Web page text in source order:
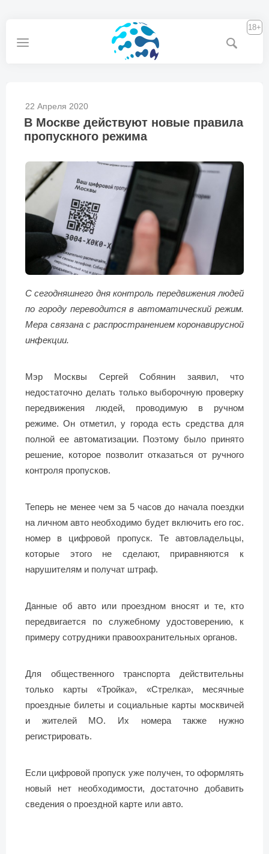
18+
22 Апреля 2020
В Москве действуют новые правила
пропускного режима
С сегодняшнего дня контроль передвижения людей
по городу переводится в автоматический режим.
Мера связана с распространением коронавирусной
инфекции.
Мэр Москвы Сергей Собянин заявил, что
недостаточно делать только выборочную проверку
передвижения людей, проводимую в ручном
режиме. Он отметил, у города есть средства для
полной ее автоматизации. Поэтому было принято
решение, которое позволит отказаться от ручного
контроля пропусков.
Теперь не менее чем за 5 часов до начала поездки
на личном авто необходимо будет включить его гос.
номер в цифровой пропуск. Те автовладельцы,
которые этого не сделают, приравняются к
нарушителям и получат штраф.
Данные об авто или проездном вносят и те, кто
передвигается по служебному удостоверению, к
примеру сотрудники правоохранительных органов.
Для общественного транспорта действительны
только карты «Тройка», «Стрелка», месячные
проездные билеты и социальные карты москвичей
и жителей МО. Их номера также нужно
регистрировать.
Если цифровой пропуск уже получен, то оформлять
новый нет необходимости, достаточно добавить
сведения о проездной карте или авто.